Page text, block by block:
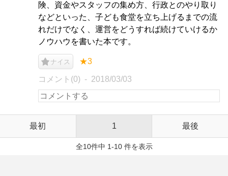
険、資金やスタッフの集め方、行政とのやり取り
などといった、子ども食堂を立ち上げるまでの流
れだけでなく、運営をどうすれば続けていけるか
ノウハウを書いた本です。
ナイス ★3
コメント(0) 2018/03/03
最初 1 最後
全10件中 1-10 件を表示